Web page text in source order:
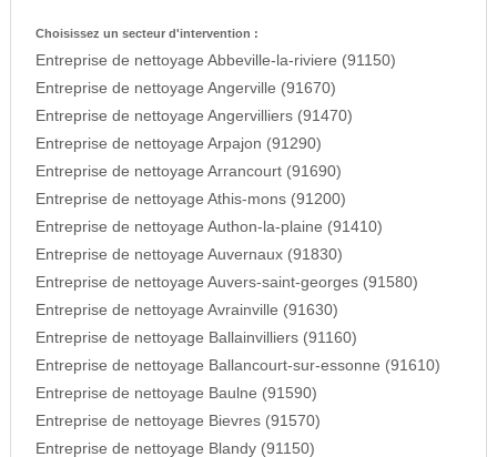
Choisissez un secteur d'intervention :
Entreprise de nettoyage Abbeville-la-riviere (91150)
Entreprise de nettoyage Angerville (91670)
Entreprise de nettoyage Angervilliers (91470)
Entreprise de nettoyage Arpajon (91290)
Entreprise de nettoyage Arrancourt (91690)
Entreprise de nettoyage Athis-mons (91200)
Entreprise de nettoyage Authon-la-plaine (91410)
Entreprise de nettoyage Auvernaux (91830)
Entreprise de nettoyage Auvers-saint-georges (91580)
Entreprise de nettoyage Avrainville (91630)
Entreprise de nettoyage Ballainvilliers (91160)
Entreprise de nettoyage Ballancourt-sur-essonne (91610)
Entreprise de nettoyage Baulne (91590)
Entreprise de nettoyage Bievres (91570)
Entreprise de nettoyage Blandy (91150)